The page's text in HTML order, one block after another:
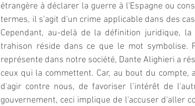
étrangère à déclarer la guerre à l'Espagne ou
termes, il s'agit d'un crime applicable dans des
Cependant, au-delà de la définition juridique,
trahison réside dans ce que le mot symbolise.
représente dans notre société, Dante Alighieri a
ceux qui la commettent. Car, au bout du
d'agir contre nous, de favoriser l’intérêt de
gouvernement, ceci implique de l'accuser d'aller